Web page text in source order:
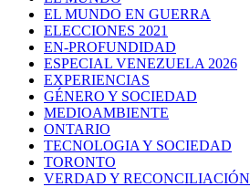
EL MUNDO EN GUERRA
ELECCIONES 2021
EN-PROFUNDIDAD
ESPECIAL VENEZUELA 2026
EXPERIENCIAS
GÉNERO Y SOCIEDAD
MEDIOAMBIENTE
ONTARIO
TECNOLOGIA Y SOCIEDAD
TORONTO
VERDAD Y RECONCILIACIÓN